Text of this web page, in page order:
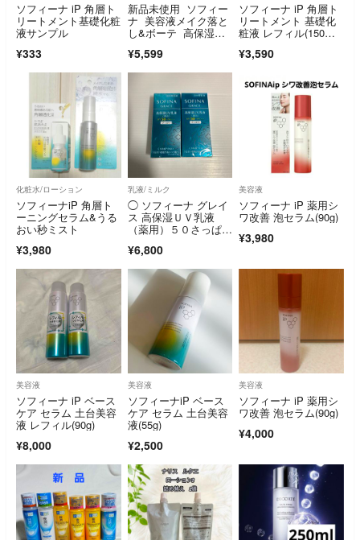
ソフィーナ iP 角層ト
リートメント基礎化粧
液サンプル
¥333
新品未使用 ソフィー
ナ 美容液メイク落と
し&ボーテ 高保湿化
¥5,599
ソフィーナ iP 角層ト
リートメント 基礎化
粧液 レフィル(150ml)
¥3,590
化粧水/ローション
ソフィーナiP 角層ト
ーニングセラム&うる
おい秒ミスト
¥3,980
乳液/ミルク
◯ ソフィーナ グレイ
ス 高保湿ＵＶ乳液
（薬用）５０さっぱり
¥6,800
美容液
ソフィーナ iP 薬用シ
ワ改善 泡セラム(90g)
¥3,980
美容液
ソフィーナ iP ベース
ケア セラム 土台美容
液 レフィル(90g)
¥8,000
美容液
ソフィーナiP ベース
ケア セラム 土台美容
液(55g)
¥2,500
美容液
ソフィーナ iP 薬用シ
ワ改善 泡セラム(90g)
¥4,000